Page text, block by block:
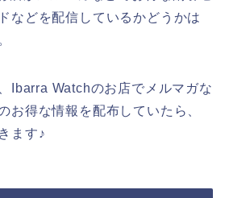
などを配信しているかどうかは
Ibarra Watchのお店でメルマガな
お得な情報を配布していたら、
ます♪